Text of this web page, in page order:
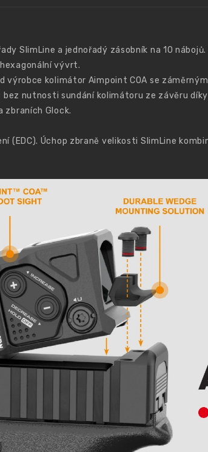
SlimLine a jednořadý zásobník na 10
vývrt.
kolimátor Aimpoint COA se
nutnosti sundání kolimátoru ze závěru
zbraních Glock.
(EDC). Úchop zbraně velikosti SlimLine